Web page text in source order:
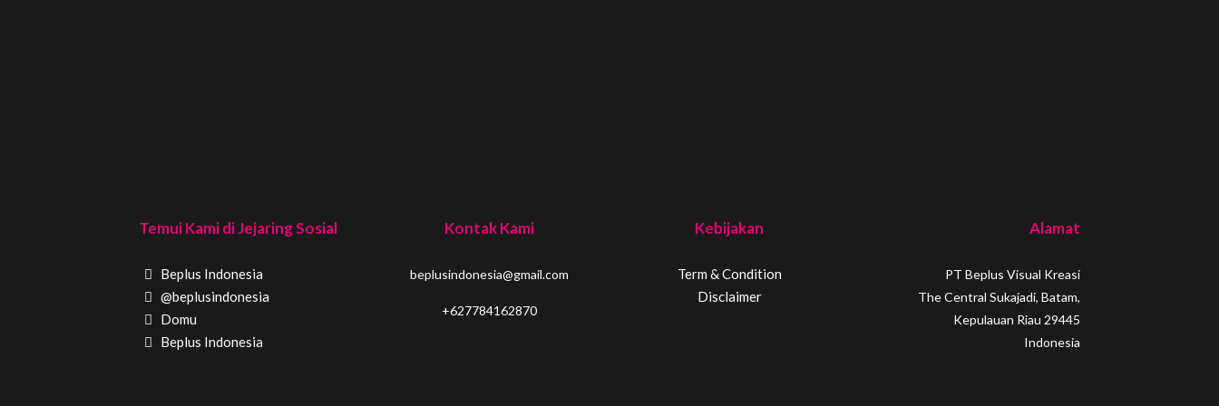
Temui Kami di Jejaring Sosial
Beplus Indonesia
@beplusindonesia
Domu
Beplus Indonesia
Kontak Kami
beplusindonesia@gmail.com
+627784162870
Kebijakan
Term & Condition
Disclaimer
Alamat
PT Beplus Visual Kreasi
The Central Sukajadi, Batam,
Kepulauan Riau 29445
Indonesia